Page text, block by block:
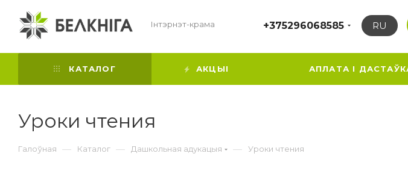
Інтэрнэт-крама +375296068585 RU
КАТАЛОГ АКЦЫІ АПЛАТА І
Уроки чтения
Галоўная — Каталог — Дашкольная адукацыя — Уроки чтения